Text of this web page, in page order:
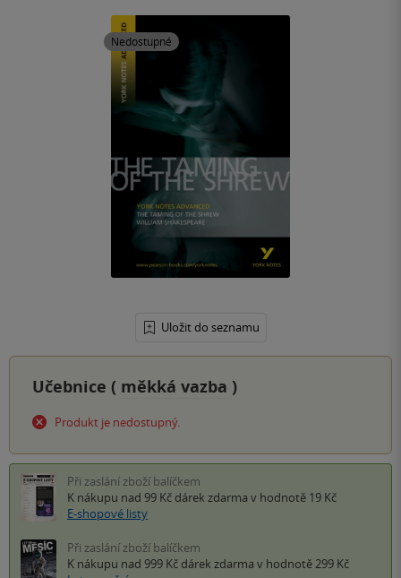
Nedostupné
Uložit do seznamu
Učebnice ( měkká vazba )
Produkt je nedostupný.
Při zaslání zboží balíčkem
K nákupu nad 99 Kč dárek zdarma v hodnotě 19 Kč
E-shopové listy
Při zaslání zboží balíčkem
K nákupu nad 999 Kč dárek zdarma v hodnotě 299 Kč